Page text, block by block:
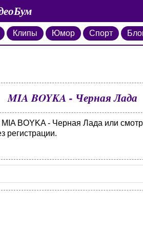
Клипы Юмор Спорт
MIA BOYKA - Черная Лада
BOYKA - Черная Лада или
регистрации.